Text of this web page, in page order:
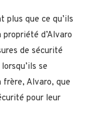
que ce qu’ils
d’Alvaro
de sécurité
se
Alvaro, que
pour leur